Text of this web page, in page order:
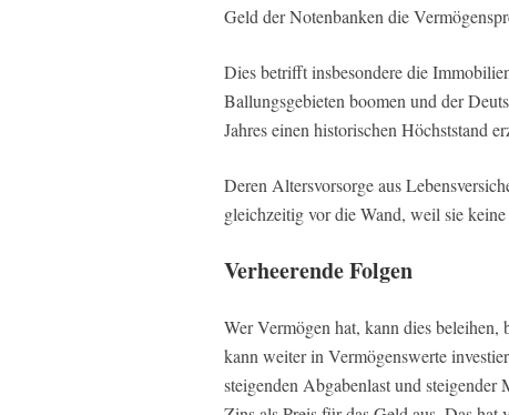
Geld der Notenbanken die
Dies betrifft insbesondere die
Ballungsgebieten boomen und der
Jahres einen historischen Höchststand
Deren Altersvorsorge aus
gleichzeitig vor die Wand, weil sie
Verheerende Folgen
Wer Vermögen hat, kann dies
kann weiter in Vermögenswerte
steigenden Abgabenlast und